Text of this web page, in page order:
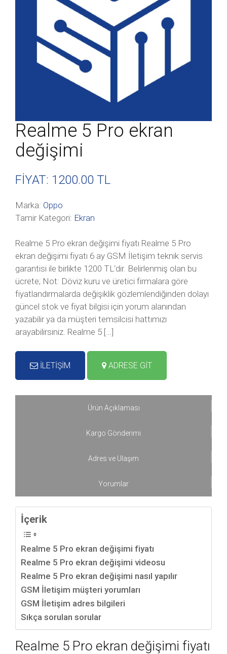
Realme 5 Pro ekran
değişimi
FİYAT: 1200.00 TL
Marka: Oppo
Tamir Kategori: Ekran
Realme 5 Pro ekran değişimi fiyatı Realme 5 Pro
ekran değişimi fiyatı 6 ay GSM İletişim teknik servis
garantisi ile birlikte 1200 TL‘dir. Belirlenmiş olan bu
ücrete; Not: Döviz kuru ve üretici firmalara göre
fiyatlandırmalarda değişiklik gözlemlendiğinden dolayı
güncel stok ve fiyat bilgisi için yorum alanından
yazabilir ya da müşteri temsilcisi hattımızı
arayabilirsiniz. Realme 5 […]
İLETİŞİM ADRESE GİT
Ürün Açıklaması
Kargo Gönderimi
Adres ve Ulaşım
Yorumlar
İçerik
Realme 5 Pro ekran değişimi fiyatı
Realme 5 Pro ekran değişimi videosu
Realme 5 Pro ekran değişimi nasıl yapılır
GSM İletişim müşteri yorumları
GSM İletişim adres bilgileri
Sıkça sorulan sorular
Realme 5 Pro ekran değişimi fiyatı